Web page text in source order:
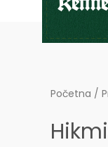
Početna /